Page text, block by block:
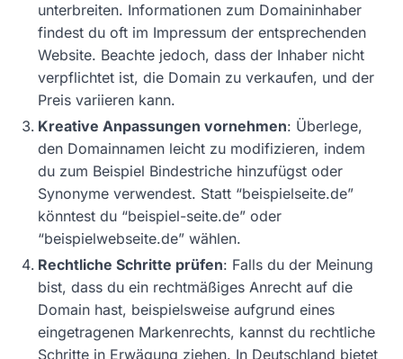
unterbreiten. Informationen zum Domaininhaber
findest du oft im Impressum der entsprechenden
Website. Beachte jedoch, dass der Inhaber nicht
verpflichtet ist, die Domain zu verkaufen, und der
Preis variieren kann.
Kreative Anpassungen vornehmen: Überlege,
den Domainnamen leicht zu modifizieren, indem
du zum Beispiel Bindestriche hinzufügst oder
Synonyme verwendest. Statt “beispielseite.de”
könntest du “beispiel-seite.de” oder
“beispielwebseite.de” wählen.
Rechtliche Schritte prüfen: Falls du der Meinung
bist, dass du ein rechtmäßiges Anrecht auf die
Domain hast, beispielsweise aufgrund eines
eingetragenen Markenrechts, kannst du rechtliche
Schritte in Erwägung ziehen. In Deutschland bietet